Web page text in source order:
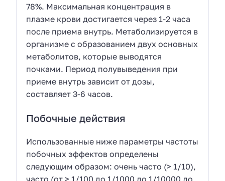
78%. Максимальная концентрация в
плазме крови достигается через 1-2 часа
после приема внутрь. Метаболизируется в
организме с образованием двух основных
метаболитов, которые выводятся
почками. Период полувыведения при
приеме внутрь зависит от дозы,
составляет 3-6 часов.
Побочные действия
Использованные ниже параметры частоты
побочных эффектов определены
следующим образом: очень часто (> 1/10),